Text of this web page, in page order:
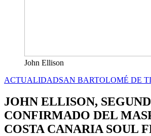
John Ellison
ACTUALIDADSAN BARTOLOMÉ DE
JOHN ELLISON,
CONFIRMADO DEL
COSTA CANARIA SOUL